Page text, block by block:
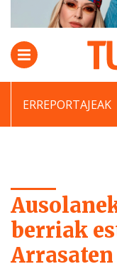
ERREPORTAJEAK
berriak
Arrasaten